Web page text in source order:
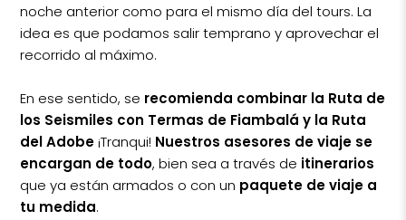
noche anterior como para el mismo día del tours. La
idea es que podamos salir temprano y aprovechar el
recorrido al máximo.
En ese sentido, se recomienda combinar la Ruta de
los Seismiles con Termas de Fiambalá y la Ruta
del Adobe¡Tranqui! Nuestros asesores de viaje se
encargan de todo, bien sea a través de itinerarios
que ya están armados o con un paquete de viaje a
tu medida.